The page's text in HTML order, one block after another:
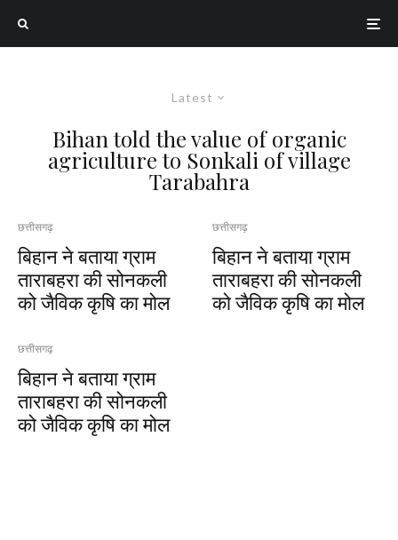
Latest
Bihan told the value of organic
agriculture to Sonkali of village
Tarabahra
छत्तीसगढ़
बिहान ने बताया ग्राम
ताराबहरा की सोनकली
को जैविक कृषि का मोल
छत्तीसगढ़
बिहान ने बताया ग्राम
ताराबहरा की सोनकली
को जैविक कृषि का मोल
छत्तीसगढ़
बिहान ने बताया ग्राम
ताराबहरा की सोनकली
को जैविक कृषि का मोल